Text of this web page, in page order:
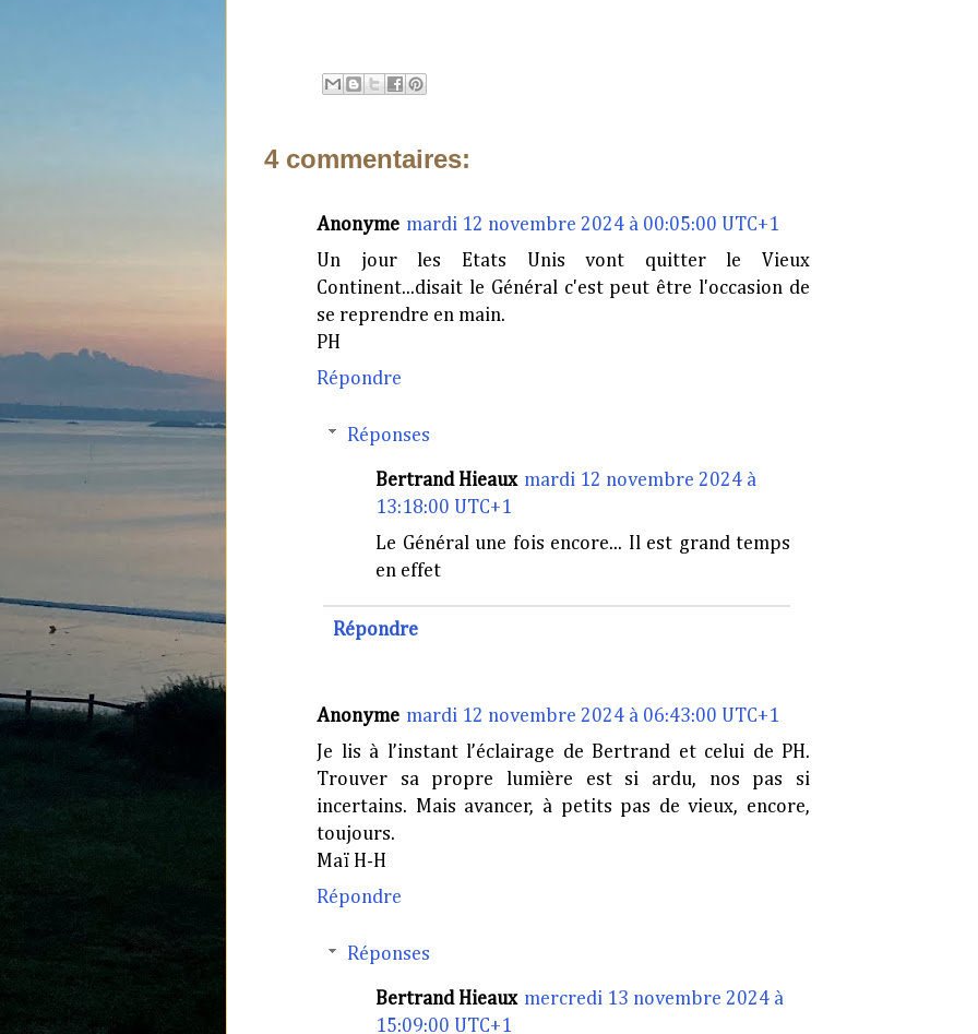
4 commentaires:
Anonyme mardi 12 novembre 2024 à 00:05:00 UTC+1
Un jour les Etats Unis vont quitter le Vieux
Continent...disait le Général c'est peut être l'occasion de
se reprendre en main.
PH
Répondre
Réponses
Bertrand Hieaux mardi 12 novembre 2024 à
13:18:00 UTC+1
Le Général une fois encore... Il est grand temps
en effet
Répondre
Anonyme mardi 12 novembre 2024 à 06:43:00 UTC+1
Je lis à l’instant l’éclairage de Bertrand et celui de PH.
Trouver sa propre lumière est si ardu, nos pas si
incertains. Mais avancer, à petits pas de vieux, encore,
toujours.
Maï H-H
Répondre
Réponses
Bertrand Hieaux mercredi 13 novembre 2024 à
15:09:00 UTC+1